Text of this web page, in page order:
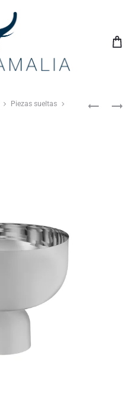
con nosotros y vive una
inolvidable
Piezas sueltas